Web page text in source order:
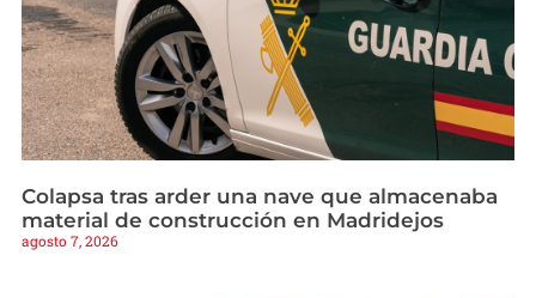
Colapsa tras arder una nave que almacenaba
material de construcción en Madridejos
agosto 7, 2026